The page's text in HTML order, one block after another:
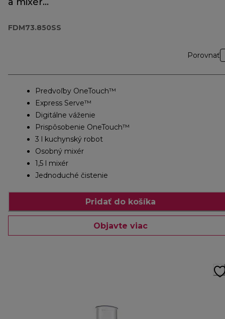
FDM73.850SS
Porovnať
Predvoľby OneTouch™
Express Serve™
Digitálne váženie
Prispôsobenie OneTouch™
3 l kuchynský robot
Osobný mixér
1,5 l mixér
Jednoduché čistenie
Pridať do košíka
Objavte viac